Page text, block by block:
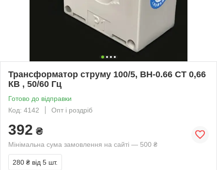
Трансформатор струму 100/5, BH-0.66 CT 0,66
КВ , 50/60 Гц
Готово до відправки
Код: 4142
Опт і роздріб
392 ₴
Мінімальна сума замовлення на сайті — 500 ₴
280 ₴ від 5 шт.